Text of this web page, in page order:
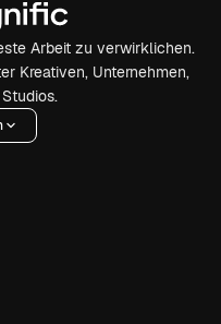
Arbeit zu verwirklichen.
Kreativen, Unternehmen,